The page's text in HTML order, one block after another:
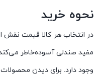
نحوه خرید
در انتخاب هر کالا قیمت نقش
وجود دارد. برای دیدن